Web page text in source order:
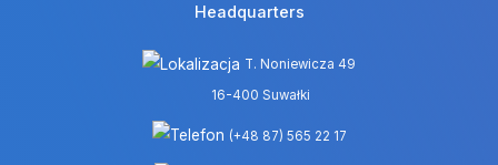
Headquarters
T. Noniewicza 49
16-400 Suwałki
(+48 87) 565 22 17